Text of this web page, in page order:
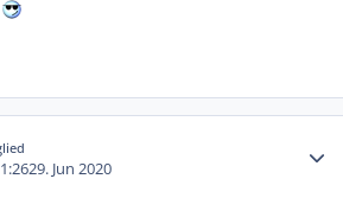
29. Jun 2020